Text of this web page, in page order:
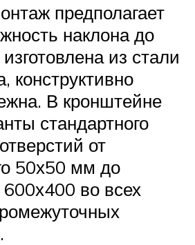
предполагает
наклона до
из стали
конструктивно
В кронштейне
стандартного
от
50х50 мм до
во всех